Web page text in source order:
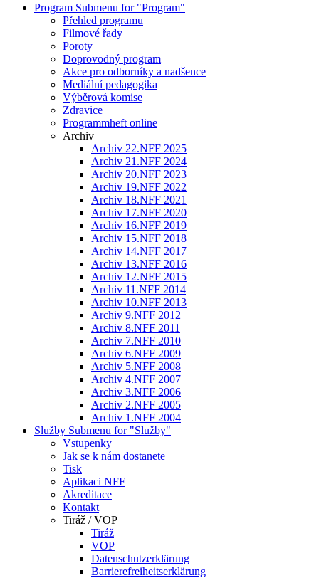
Program Submenu for "Program"
Přehled programu
Filmové řady
Poroty
Doprovodný program
Akce pro odborníky a nadšence
Mediální pedagogika
Výběrová komise
Zdravice
Programmheft online
Archiv
Archiv 22.NFF 2025
Archiv 21.NFF 2024
Archiv 20.NFF 2023
Archiv 19.NFF 2022
Archiv 18.NFF 2021
Archiv 17.NFF 2020
Archiv 16.NFF 2019
Archiv 15.NFF 2018
Archiv 14.NFF 2017
Archiv 13.NFF 2016
Archiv 12.NFF 2015
Archiv 11.NFF 2014
Archiv 10.NFF 2013
Archiv 9.NFF 2012
Archiv 8.NFF 2011
Archiv 7.NFF 2010
Archiv 6.NFF 2009
Archiv 5.NFF 2008
Archiv 4.NFF 2007
Archiv 3.NFF 2006
Archiv 2.NFF 2005
Archiv 1.NFF 2004
Služby Submenu for "Služby"
Vstupenky
Jak se k nám dostanete
Tisk
Aplikaci NFF
Akreditace
Kontakt
Tiráž / VOP
Tiráž
VOP
Datenschutzerklärung
Barrierefreiheitserklärung